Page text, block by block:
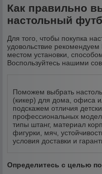
Как правильно
настольный
Для того, чтобы покупка
удовольствие
местом установки,
Воспользуйтесь нашими
Поможем выбрать
(кикер) для дома, офиса
подскажем отличия
профессиональных
типы штанг, материал
фигурки, мяч,
условия доставки и
Определитесь с целью